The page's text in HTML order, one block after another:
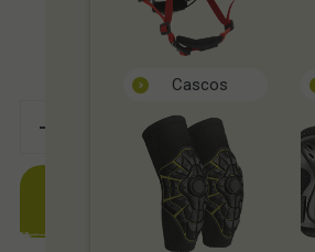
Cascos
- +
AÑADIR A CESTA